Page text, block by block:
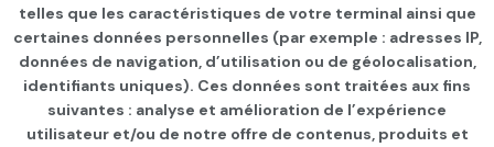
Page d'accueil Les infos du jour
telles que les caractéristiques de votre terminal ainsi que
certaines données personnelles (par exemple : adresses IP,
données de navigation, d’utilisation ou de géolocalisation,
identifiants uniques). Ces données sont traitées aux fins
suivantes : analyse et amélioration de l’expérience
utilisateur et/ou de notre offre de contenus, produits et